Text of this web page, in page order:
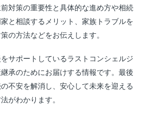
対策の重要性と具体的な進め方や相続
と相談するメリット、家族トラブルを
の方法などをお伝えします。
サポートしているラストコンシェルジ
承のためにお届けする情報です。最後
不安を解消し、安心して未来を迎える
がわかります。